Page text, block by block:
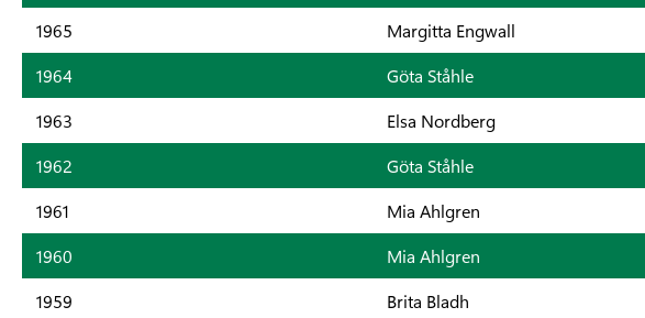
1965
Margitta Engwall
1964
Göta Ståhle
1963
Elsa Nordberg
1962
Göta Ståhle
1961
Mia Ahlgren
1960
Mia Ahlgren
1959
Brita Bladh